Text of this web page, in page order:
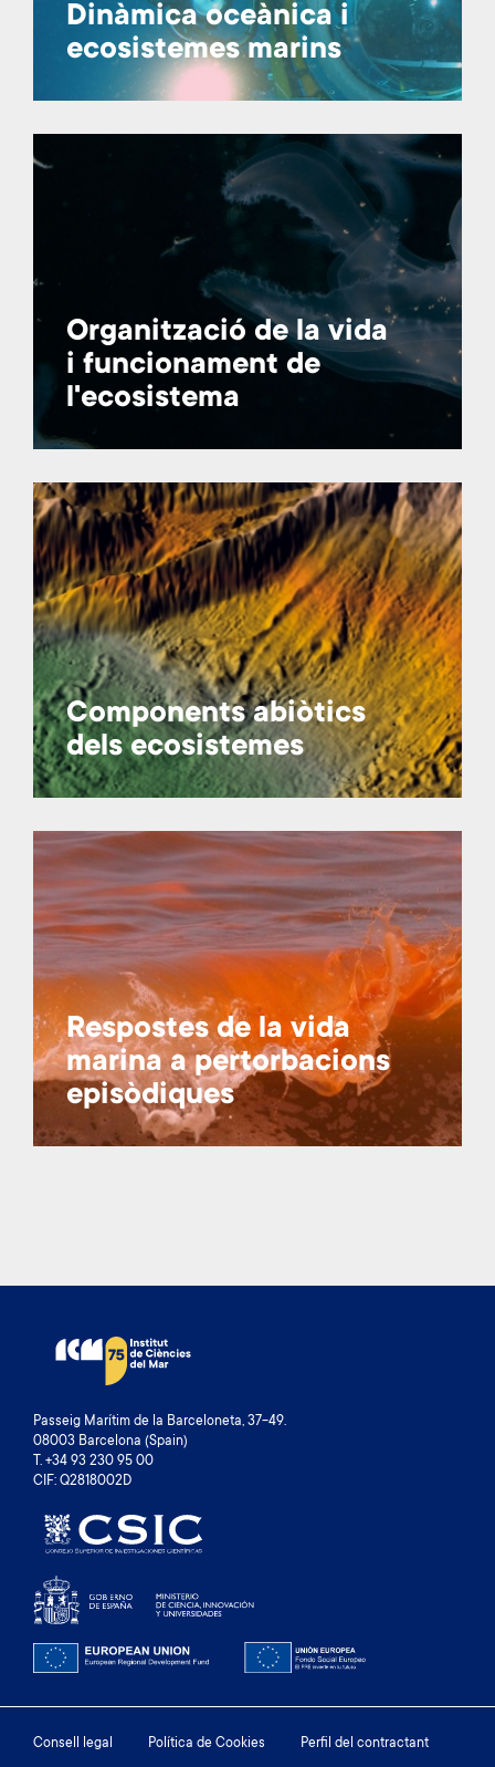
Dinàmica oceànica i
ecosistemes marins
Organització de la vida
i funcionament de
l'ecosistema
Components abiòtics
dels ecosistemes
Respostes de la vida
marina a pertorbacions
episòdiques
Passeig Marítim de la Barceloneta, 37-49.
08003 Barcelona (Spain)
T. +34 93 230 95 00
CIF: Q2818002D
Footer
Consell legal Política de Cookies Perfil del contractant